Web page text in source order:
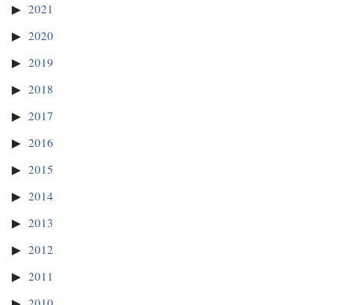
2021
2020
2019
2018
2017
2016
2015
2014
2013
2012
2011